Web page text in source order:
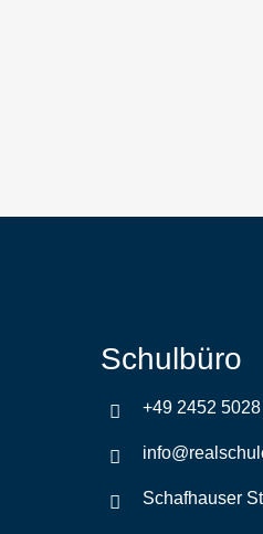
Schulbüro
+49 2452 5028
Schafhauser